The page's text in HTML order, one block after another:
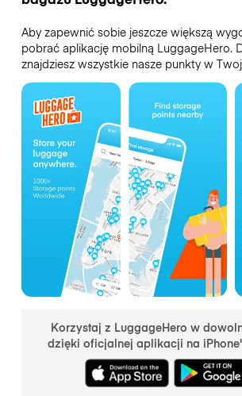
Aby zapewnić sobie jeszcze większą
pobrać aplikację mobilną LuggageHero.
znajdziesz wszystkie nasze punkty w
Korzystaj z LuggageHero w
dzięki oficjalnej aplikacji na